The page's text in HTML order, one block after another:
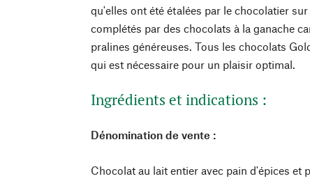
qu'elles ont été étalées par le chocolatier
complétés par des chocolats à la ganache
pralines généreuses. Tous les chocolats
qui est nécessaire pour un plaisir optimal.
Ingrédients et indications :
Dénomination de vente :
Chocolat au lait entier avec pain d'épices et